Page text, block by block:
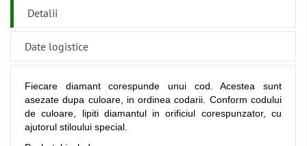
Detalii
Date logistice
Fiecare diamant corespunde unui cod. Acestea sunt
asezate dupa culoare, in ordinea codarii. Conform codului
de culoare, lipiti diamantul in orificiul corespunzator, cu
ajutorul stiloului special.